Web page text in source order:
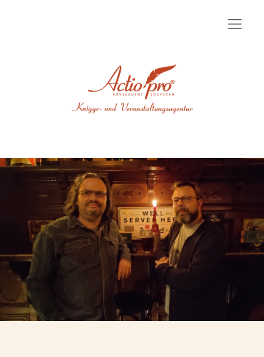
Start
Angebote
Aktuelles
Kontakt